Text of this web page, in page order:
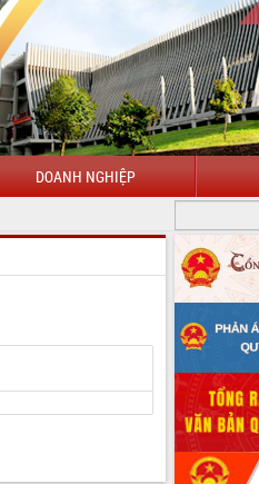
DOANH NGHIỆP